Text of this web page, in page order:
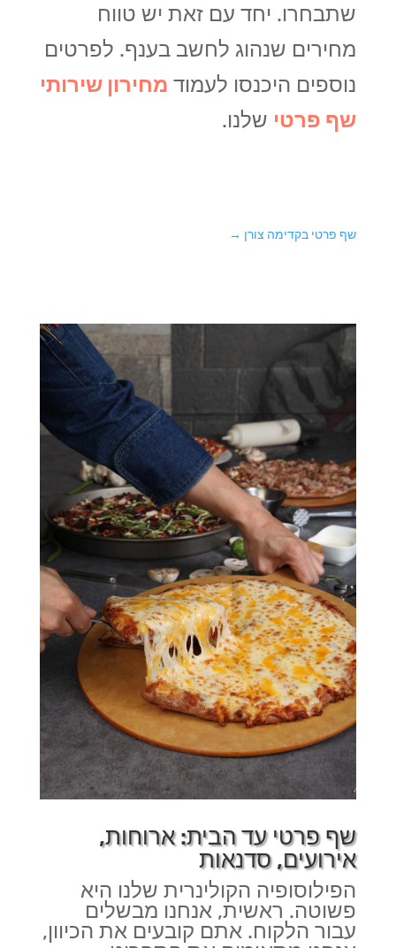
שתבחרו. יחד עם זאת יש טווח
מחירים שנהוג לחשב בענף. לפרטים
נוספים היכנסו לעמוד מחירון שירותי
שף פרטי שלנו.
שף פרטי בקדימה צורן →
שף פרטי עד הבית: ארוחות,
אירועים, סדנאות
הפילוסופיה הקולינרית שלנו היא
פשוטה. ראשית, אנחנו מבשלים
עבור הלקוח. אתם קובעים את הכיוון,